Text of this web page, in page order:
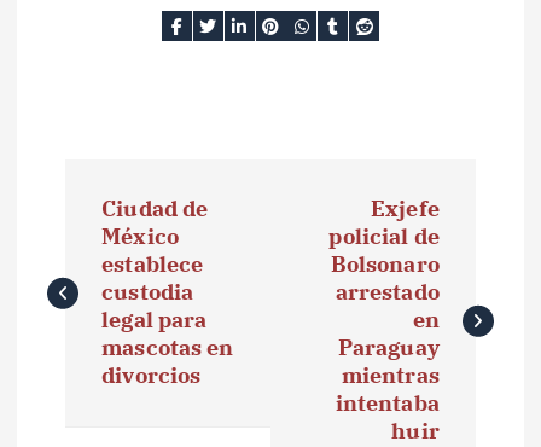
v
Ciudad de
México
establece
custodia
legal para
mascotas en
divorcios
Exjefe
policial de
Bolsonaro
arrestado
en
Paraguay
mientras
intentaba
huir